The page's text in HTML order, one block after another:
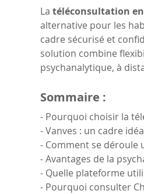
La téléconsultation
alternative pour les
cadre sécurisé et
solution combine
psychanalytique, à
Sommaire :
- Pourquoi choisir la
- Vanves : un cadre
- Comment se déroule
- Avantages de la
- Quelle plateforme
- Pourquoi consulter